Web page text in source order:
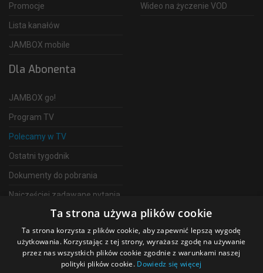
Promocje
Lista kanałów
JAMBOX mobile
Wideo na życzenie VOD
Dla Abonenta
JAMBOX go!
Program TV
Polecamy w TV
Ostatni tygodnik
Dokumenty do pobrania
Najczęściej zadawane pytania
Telewizja Światłowodowa
Ta strona używa plików cookie
Ta strona korzysta z plików cookie, aby zapewnić lepszą wygodę
użytkowania. Korzystając z tej strony, wyrażasz zgodę na używanie
przez nas wszystkich plików cookie zgodnie z warunkami naszej
polityki plików cookie. Dowiedz się więcej